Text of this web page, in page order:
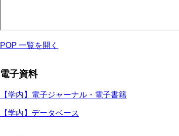
POP 一覧を開く
電子資料
【学内】電子ジャーナル・電子書籍
【学内】データベース